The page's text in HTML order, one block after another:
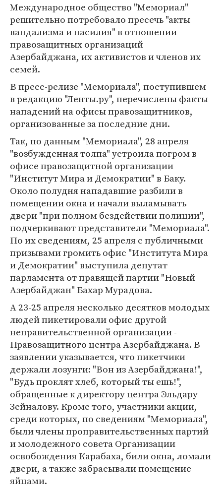
Международное общество "Мемориал"
решительно потребовало пресечь "акты
вандализма и насилия" в отношении
правозащитных организаций
Азербайджана, их активистов и членов их
семей.
В пресс-релизе "Мемориала", поступившем
в редакцию "Ленты.ру", перечислены факты
нападений на офисы правозащитников,
организованные за последние дни.
Так, по данным "Мемориала", 28 апреля
"возбужденная толпа" устроила погром в
офисе правозащитной организации
"Институт Мира и Демократии" в Баку.
Около полудня нападавшие разбили в
помещении окна и начали выламывать
двери "при полном бездействии полиции",
подчеркивают представители "Мемориала".
По их сведениям, 25 апреля с публичными
призывами громить офис "Института Мира
и Демократии" выступила депутат
парламента от правящей партии "Новый
Азербайджан" Бахар Мурадова.
А 23-25 апреля несколько десятков молодых
людей пикетировали офис другой
неправительственной организации -
Правозащитного центра Азербайджана. В
заявлении указывается, что пикетчики
держали лозунги: "Вон из Азербайджана!",
"Будь проклят хлеб, который ты ешь!",
обращенные к директору центра Эльдару
Зейналову. Кроме того, участники акции,
среди которых, по сведениям "Мемориала",
были члены проправительственных партий
и молодежного совета Организации
освобождения Карабаха, били окна, ломали
двери, а также забрасывали помещение
яйцами.